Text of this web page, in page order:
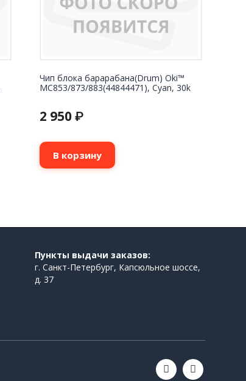
Чип блока барарабана(Drum) Oki™
MC853/873/883(44844471), Cyan, 30k
2 950₽
В корзину
Пункты выдачи заказов:
г. Санкт-Петербург, Капсюльное шоссе,
д. 37